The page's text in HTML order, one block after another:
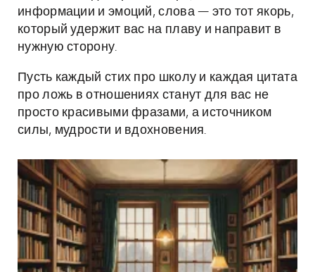
информации и эмоций, слова — это тот якорь,
который удержит вас на плаву и направит в
нужную сторону.
Пусть каждый стих про школу и каждая цитата
про ложь в отношениях станут для вас не
просто красивыми фразами, а источником
силы, мудрости и вдохновения.